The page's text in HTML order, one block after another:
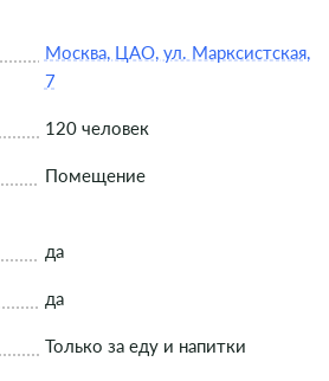
Москва, ЦАО, ул. Марксистская,
7
120 человек
Помещение
да
да
Только за еду и напитки